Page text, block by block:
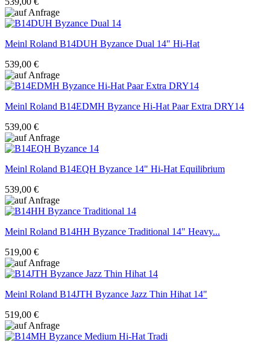
Meinl Roland B14DUH Byzance Dual 14" Hi-Hat
539,00 €
Meinl Roland B14EDMH Byzance Hi-Hat Paar Extra DRY14
539,00 €
Meinl Roland B14EQH Byzance 14" Hi-Hat Equilibrium
539,00 €
Meinl Roland B14HH Byzance Traditional 14" Heavy...
519,00 €
Meinl Roland B14JTH Byzance Jazz Thin Hihat 14"
519,00 €